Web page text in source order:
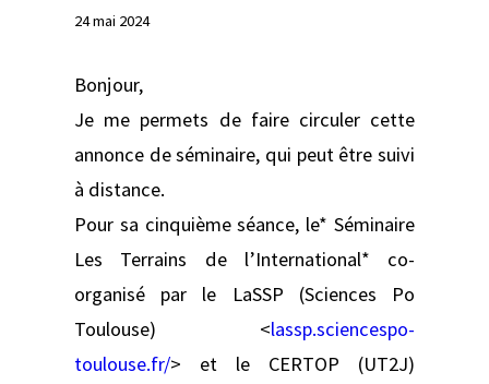
24 mai 2024
Bonjour,
Je me permets de faire circuler cette
annonce de séminaire, qui peut être suivi
à distance.
Pour sa cinquième séance, le* Séminaire
Les Terrains de l’International* co-
organisé par le LaSSP (Sciences Po
Toulouse) <lassp.sciencespo-
toulouse.fr/> et le CERTOP (UT2J)